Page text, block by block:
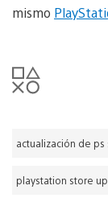
mismo
actualización de ps
playstation store